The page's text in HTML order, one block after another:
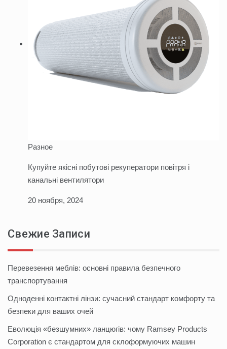
Разное
Купуйте якісні побутові рекуператори повітря і
канальні вентилятори
20 ноября, 2024
Свежие Записи
Перевезення меблів: основні правила безпечного
транспортування
Одноденні контактні лінзи: сучасний стандарт комфорту та
безпеки для ваших очей
Еволюція «безшумних» ланцюгів: чому Ramsey Products
Corporation є стандартом для склоформуючих машин